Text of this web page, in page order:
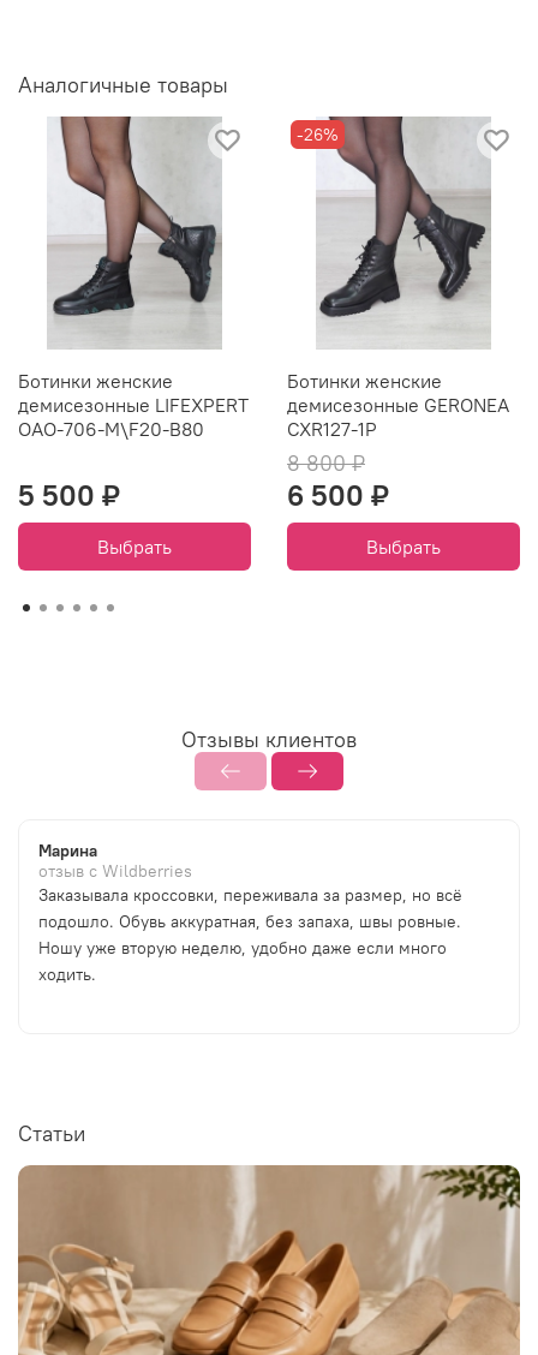
Аналогичные товары
Ботинки женские
демисезонные LIFEXPERT
ОАО-706-M\F20-B80
5 500 ₽
Выбрать
-26%
Ботинки женские
демисезонные GERONEA
CXR127-1P
8 800 ₽
6 500 ₽
Выбрать
Отзывы клиентов
Марина
отзыв с Wildberries
Заказывала кроссовки, переживала за размер, но всё
подошло. Обувь аккуратная, без запаха, швы ровные.
Ношу уже вторую неделю, удобно даже если много
ходить.
Статьи